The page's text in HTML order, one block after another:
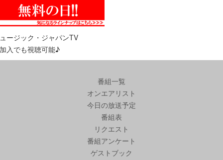
ージック・ジャパンTV
入でも視聴可能♪
番組一覧
オンエアリスト
今日の放送予定
番組表
リクエスト
番組アンケート
ゲストブック